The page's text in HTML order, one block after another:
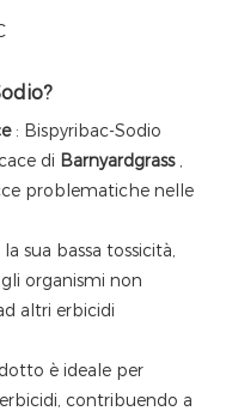
: Bispyribac-Sodio
di Barnyardgrass ,
problematiche nelle
la sua bassa tossicità,
organismi non
altri erbicidi
è ideale per
contribuendo a